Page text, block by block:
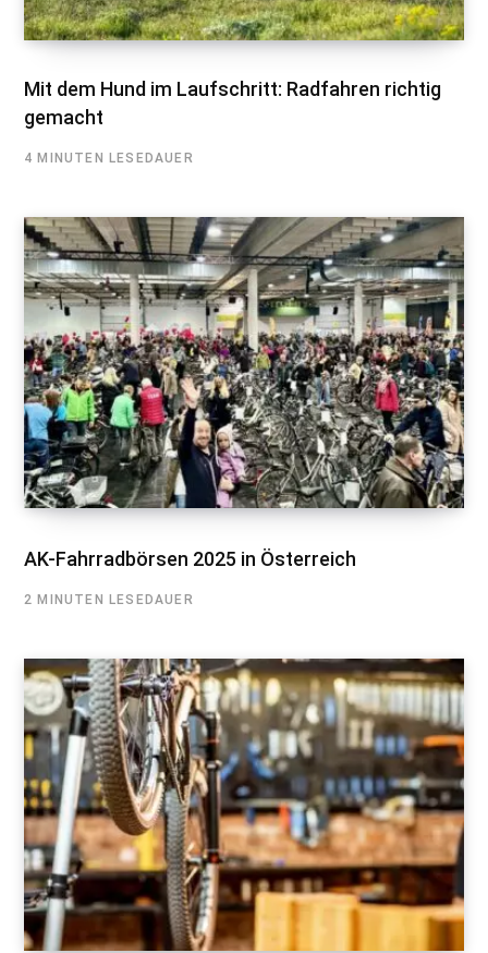
Mit dem Hund im Laufschritt: Radfahren richtig
gemacht
4 MINUTEN LESEDAUER
AK-Fahrradbörsen 2025 in Österreich
2 MINUTEN LESEDAUER